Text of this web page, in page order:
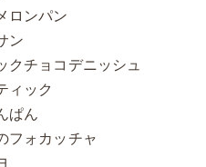
ロンパン
ン
クチョコデニッシュ
ィック
ぱん
フォカッチャ